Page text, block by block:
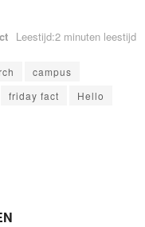
Leestijd:2 minuten leestijd
campus
friday fact
Hello